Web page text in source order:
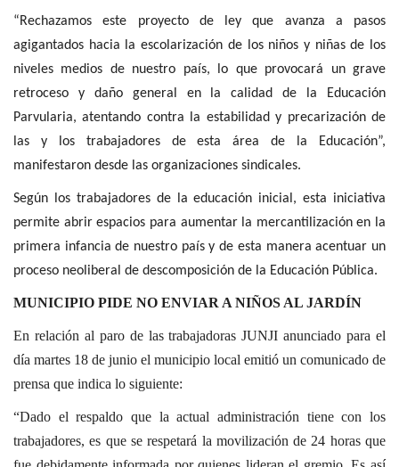
“Rechazamos este proyecto de ley que avanza a pasos
agigantados hacia la escolarización de los niños y niñas de los
niveles medios de nuestro país, lo que provocará un grave
retroceso y daño general en la calidad de la Educación
Parvularia, atentando contra la estabilidad y precarización de
las y los trabajadores de esta área de la Educación”,
manifestaron desde las organizaciones sindicales.
Según los trabajadores de la educación inicial, esta iniciativa
permite abrir espacios para aumentar la mercantilización en la
primera infancia de nuestro país y de esta manera acentuar un
proceso neoliberal de descomposición de la Educación Pública.
MUNICIPIO PIDE NO ENVIAR A NIÑOS AL JARDÍN
En relación al paro de las trabajadoras JUNJI anunciado para el
día martes 18 de junio el municipio local emitió un comunicado de
prensa que indica lo siguiente:
“Dado el respaldo que la actual administración tiene con los
trabajadores, es que se respetará la movilización de 24 horas que